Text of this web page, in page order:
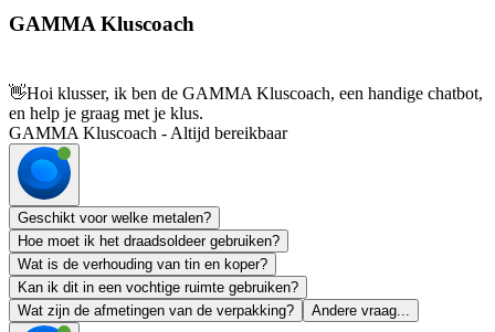
GAMMA Kluscoach
👋Hoi klusser, ik ben de GAMMA Kluscoach, een handige chatbot,
en help je graag met je klus.
GAMMA Kluscoach - Altijd bereikbaar
Geschikt voor welke metalen?
Hoe moet ik het draadsoldeer gebruiken?
Wat is de verhouding van tin en koper?
Kan ik dit in een vochtige ruimte gebruiken?
Wat zijn de afmetingen van de verpakking?
Andere vraag...